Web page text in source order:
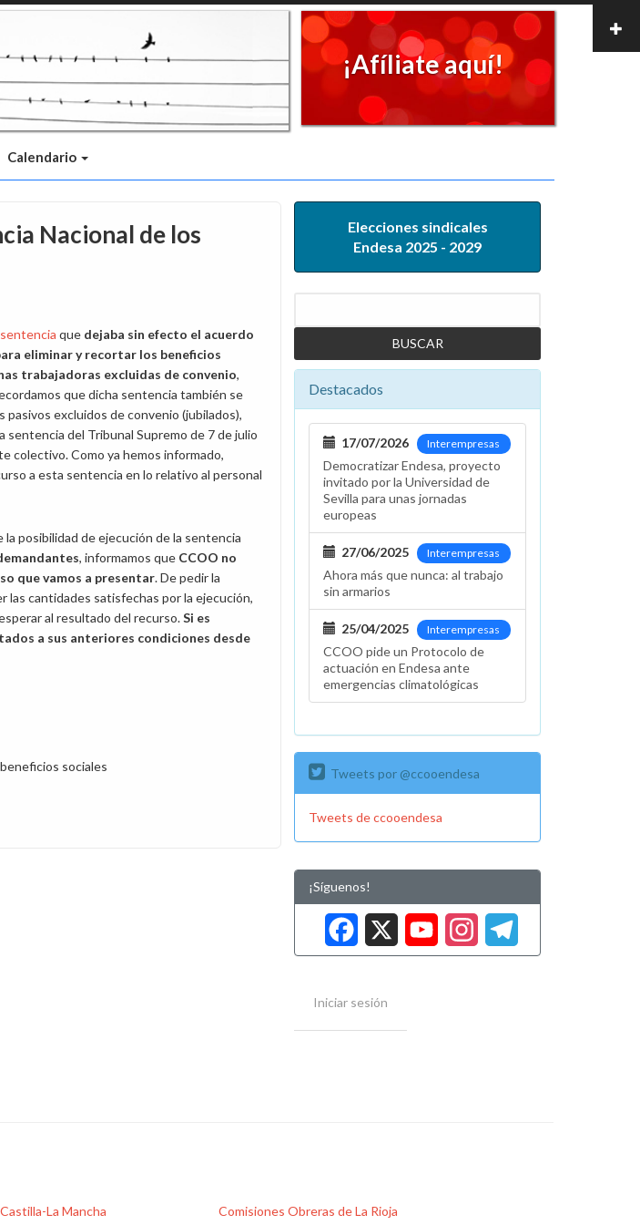
¡Afíliate aquí!
Calendario
Nacional de los
que dejaba sin efecto el acuerdo
eliminar y recortar los beneficios
trabajadoras excluidas de convenio,
que dicha sentencia también se
excluidos de convenio (jubilados),
del Tribunal Supremo de 7 de julio
colectivo. Como ya hemos informado,
a esta sentencia en lo relativo al personal
posibilidad de ejecución de la sentencia
, informamos que CCOO no
que vamos a presentar. De pedir la
cantidades satisfechas por la ejecución,
al resultado del recurso.Si es
a sus anteriores condiciones desde
beneficios sociales
Elecciones sindicales
Endesa 2025 - 2029
Destacados
Interempresas
17/07/2026
Democratizar Endesa, proyecto
invitado por la Universidad de
Sevilla para unas jornadas
europeas
Interempresas
27/06/2025
Ahora más que nunca: al trabajo
sin armarios
Interempresas
25/04/2025
CCOO pide un Protocolo de
actuación en Endesa ante
emergencias climatológicas
Tweets por @ccooendesa
Tweets de ccooendesa
¡Síguenos!
Facebook
XYouTube
Iniciar sesión
La Mancha
Comisiones Obreras de La Rioja